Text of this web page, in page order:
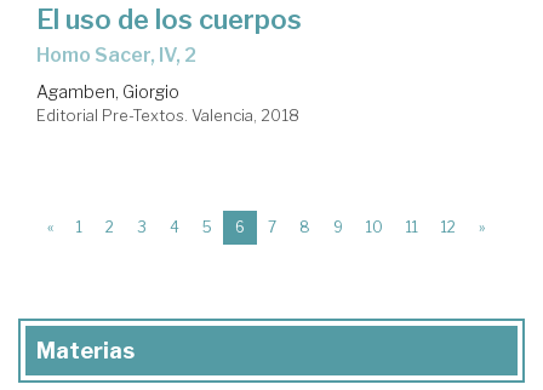
El uso de los cuerpos
Homo Sacer, IV, 2
Agamben, Giorgio
Editorial Pre-Textos. Valencia, 2018
« 1 2 3 4 5 6 (current)
7 8 9 10 11 12 »
Materias